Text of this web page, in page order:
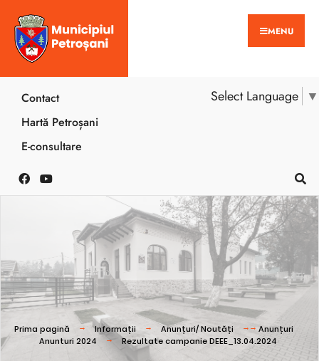
MENU
Select Language ▼
Contact
Hartă Petroșani
E-consultare
Prima pagină Informații Anunțuri/ Noutăți
Anunțuri
Anunturi 2024
Rezultate campanie DEEE_13.04.2024